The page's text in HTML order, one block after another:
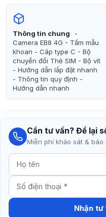
Thông tin chung
-
Camera EB8 4G - Tấm mẫu
khoan - Cáp type C - Bộ
chuyển đổi Thẻ SIM - Bộ vít
- Hướng dẫn lắp đặt nhanh
- Thông tin quy định -
Hướng dẫn nhanh
Cần tư vấn? Để lại
Miễn phí khảo sát &
Nhận tư